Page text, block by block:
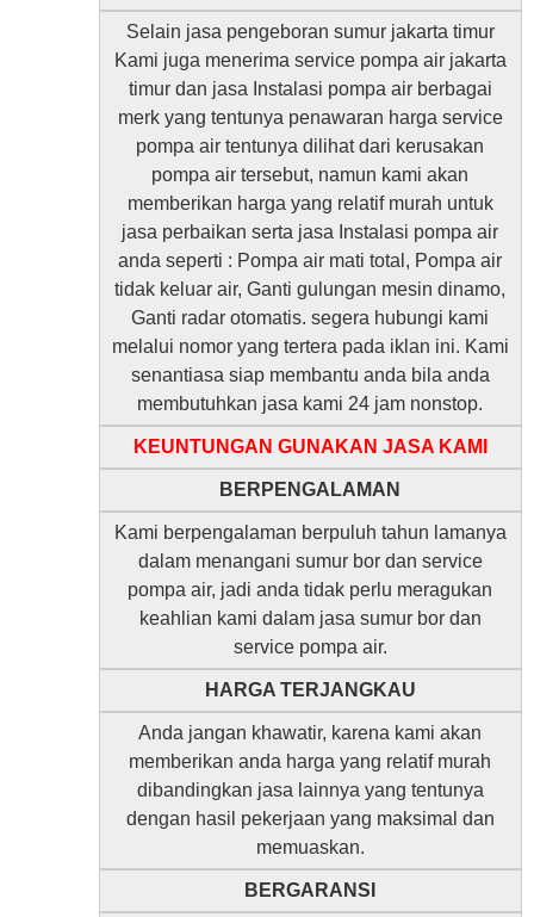
Selain jasa pengeboran sumur jakarta timur
Kami juga menerima service pompa air jakarta
timur dan jasa Instalasi pompa air berbagai
merk yang tentunya penawaran harga service
pompa air tentunya dilihat dari kerusakan
pompa air tersebut, namun kami akan
memberikan harga yang relatif murah untuk
jasa perbaikan serta jasa Instalasi pompa air
anda seperti : Pompa air mati total, Pompa air
tidak keluar air, Ganti gulungan mesin dinamo,
Ganti radar otomatis. segera hubungi kami
melalui nomor yang tertera pada iklan ini. Kami
senantiasa siap membantu anda bila anda
membutuhkan jasa kami 24 jam nonstop.
KEUNTUNGAN GUNAKAN JASA KAMI
BERPENGALAMAN
Kami berpengalaman berpuluh tahun lamanya
dalam menangani sumur bor dan service
pompa air, jadi anda tidak perlu meragukan
keahlian kami dalam jasa sumur bor dan
service pompa air.
HARGA TERJANGKAU
Anda jangan khawatir, karena kami akan
memberikan anda harga yang relatif murah
dibandingkan jasa lainnya yang tentunya
dengan hasil pekerjaan yang maksimal dan
memuaskan.
BERGARANSI